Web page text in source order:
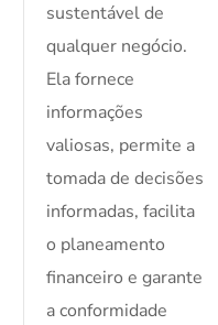
sustentável de
qualquer negócio.
Ela fornece
informações
valiosas, permite a
tomada de decisões
informadas, facilita
o planeamento
financeiro e garante
a conformidade